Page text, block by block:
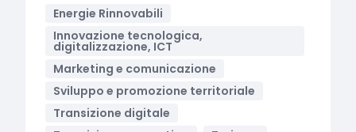
Energie Rinnovabili
Innovazione tecnologica,
digitalizzazione, ICT
Marketing e comunicazione
Sviluppo e promozione territoriale
Transizione digitale